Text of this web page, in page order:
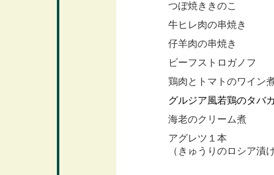
つぼ焼ききのこ
牛ヒレ肉の串焼き
仔羊肉の串焼き
ビーフストロガノフ
鶏肉とトマトのワイン
グルジア風若鶏のタバ
海老のクリーム煮
アグレツ１本
（きゅうりのロシア漬